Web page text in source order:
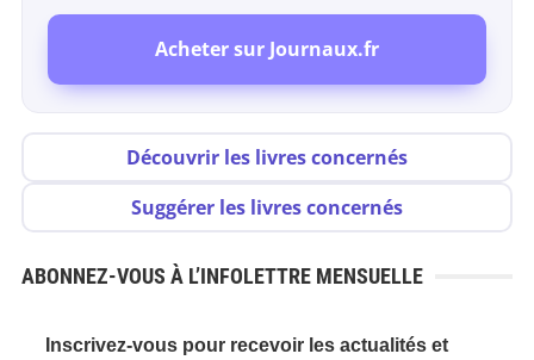
Acheter sur Journaux.fr
Découvrir les livres concernés
Suggérer les livres concernés
ABONNEZ-VOUS À L’INFOLETTRE MENSUELLE
Inscrivez-vous pour recevoir les actualités et